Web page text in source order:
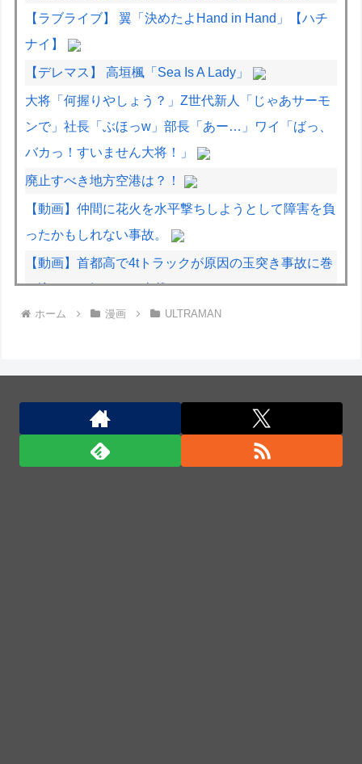
【ラブライブ】 翼「決めたよHand in Hand」【ハチ
ナイ】
【デレマス】 高垣楓「Sea Is A Lady」
大将「何握りやしょう？」Z世代新人「じゃあサーモ
ンで」社長「ぶほっw」部長「あー…」ワイ「ばっ、
バカっ！すいません大将！」
廃止すべき地方空港は？！
【動画】仲間に花火を水平撃ちしようとして障害を負
ったかもしれない事故。
【動画】首都高で4tトラックが原因の玉突き事故に巻
き込まれた軽バンの車載。
なぜこんなに多くの物が中国製なのか？…米メディ
「君たちはどう生きるか」Blu-ray予約受付開始！ア
フレコ台本や絵コンテ、米津玄師による主題歌「地球
ホーム 漫画 ULTRAMAN